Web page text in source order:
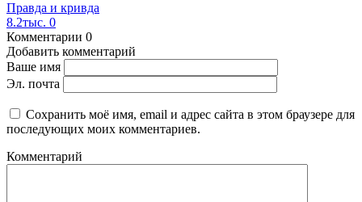
Правда и кривда
8.2тыс. 0
Комментарии 0
Добавить комментарий
Ваше имя
Эл. почта
Сохранить моё имя, email и адрес сайта в этом браузере для
последующих моих комментариев.
Комментарий